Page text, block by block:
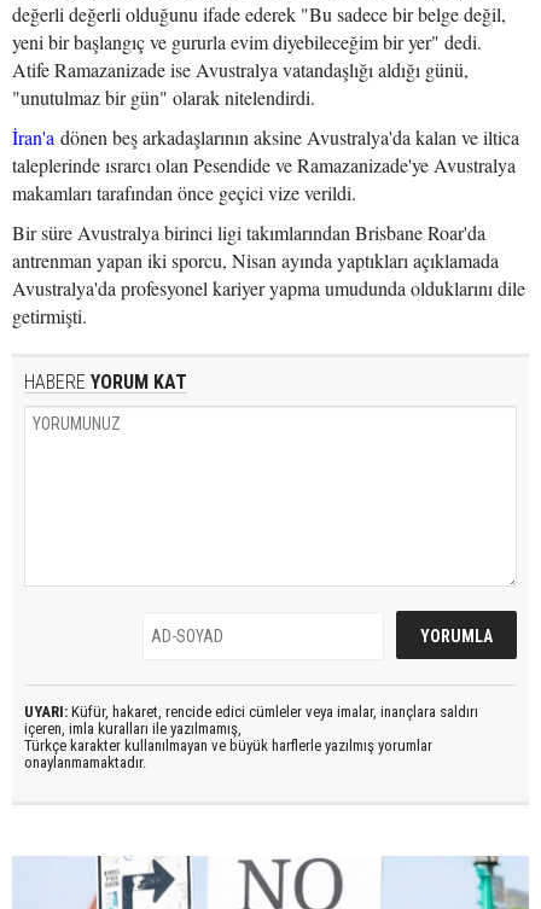
değerli değerli olduğunu ifade ederek "Bu sadece bir belge değil,
yeni bir başlangıç ve gururla evim diyebileceğim bir yer" dedi.
Atife Ramazanizade ise Avustralya vatandaşlığı aldığı günü,
"unutulmaz bir gün" olarak nitelendirdi.
İran'a dönen beş arkadaşlarının aksine Avustralya'da kalan ve iltica
taleplerinde ısrarcı olan Pesendide ve Ramazanizade'ye Avustralya
makamları tarafından önce geçici vize verildi.
Bir süre Avustralya birinci ligi takımlarından Brisbane Roar'da
antrenman yapan iki sporcu, Nisan ayında yaptıkları açıklamada
Avustralya'da profesyonel kariyer yapma umudunda olduklarını dile
getirmişti.
HABERE YORUM KAT
UYARI: Küfür, hakaret, rencide edici cümleler veya imalar, inançlara saldırı
içeren, imla kuralları ile yazılmamış,
Türkçe karakter kullanılmayan ve büyük harflerle yazılmış yorumlar
onaylanmamaktadır.